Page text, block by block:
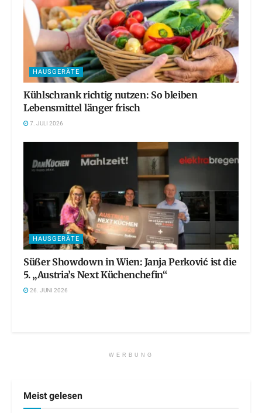
HAUSGERÄTE
Kühlschrank richtig nutzen: So bleiben
Lebensmittel länger frisch
7. JULI 2026
HAUSGERÄTE
Süßer Showdown in Wien: Janja Perković ist die
5. „Austria’s Next Küchenchefin“
26. JUNI 2026
WERBUNG
Meist gelesen